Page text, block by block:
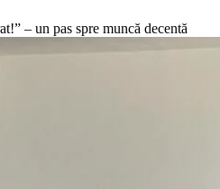
– un pas spre muncă decentă